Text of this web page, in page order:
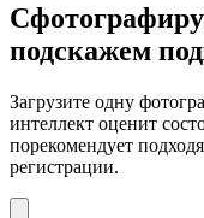
подскажем
Загрузите одну
интеллект оценит
порекомендует
регистрации.